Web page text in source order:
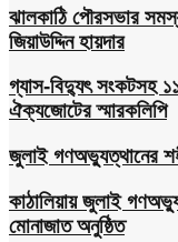
ঝালকাঠি পৌরসভার
জিয়াউদ্দিন হায়দার
গ্যাস-বিদ্যুৎ সংকটসহ
ঐক্যজোটের স্মারকলিপি
জুলাই গণঅভ্যুত্থানের
কাঠালিয়ায় জুলাই
মোনাজাত অনুষ্ঠিত